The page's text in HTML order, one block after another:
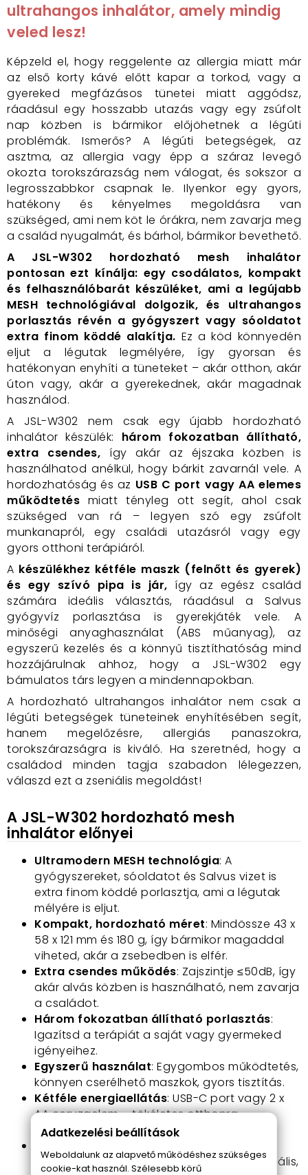
ultrahangos inhalátor, amely mindig
veled lesz!
Képzeld el, hogy reggelente az allergia miatt már
az első korty kávé előtt kapar a torkod, vagy a
gyereked megfázásos tünetei miatt aggódsz,
ráadásul egy hosszabb utazás vagy egy zsúfolt
nap közben is bármikor előjöhetnek a légúti
problémák. Ismerős? A légúti betegségek, az
asztma, az allergia vagy épp a száraz levegő
okozta torokszárazság nem válogat, és sokszor a
legrosszabbkor csapnak le. Ilyenkor egy gyors,
hatékony és kényelmes megoldásra van
szükséged, ami nem köt le órákra, nem zavarja meg
a család nyugalmát, és bárhol, bármikor bevethető.
A JSL-W302 hordozható mesh inhalátor
pontosan ezt kínálja: egy csodálatos, kompakt
és felhasználóbarát készüléket, ami a legújabb
MESH technológiával dolgozik, és ultrahangos
porlasztás révén a gyógyszert vagy sóoldatot
extra finom köddé alakítja. Ez a köd könnyedén
eljut a légutak legmélyére, így gyorsan és
hatékonyan enyhíti a tüneteket – akár otthon, akár
úton vagy, akár a gyerekednek, akár magadnak
használod.
A JSL-W302 nem csak egy újabb hordozható
inhalátor készülék: három fokozatban állítható,
extra csendes, így akár az éjszaka közben is
használhatod anélkül, hogy bárkit zavarnál vele. A
hordozhatóság és az USB C port vagy AA elemes
működtetés miatt tényleg ott segít, ahol csak
szükséged van rá – legyen szó egy zsúfolt
munkanapról, egy családi utazásról vagy egy
gyors otthoni terápiáról.
A készülékhez kétféle maszk (felnőtt és gyerek)
és egy szívó pipa is jár, így az egész család
számára ideális választás, ráadásul a Salvus
gyógyvíz porlasztása is gyerekjáték vele. A
minőségi anyaghasználat (ABS műanyag), az
egyszerű kezelés és a könnyű tisztíthatóság mind
hozzájárulnak ahhoz, hogy a JSL-W302 egy
bámulatos társ legyen a mindennapokban.
A hordozható ultrahangos inhalátor nem csak a
légúti betegségek tüneteinek enyhítésében segít,
hanem megelőzésre, allergiás panaszokra,
torokszárazságra is kiváló. Ha szeretnéd, hogy a
családod minden tagja szabadon lélegezzen,
válaszd ezt a zseniális megoldást!
A JSL-W302 hordozható mesh
inhalátor előnyei
Ultramodern MESH technológia: A
gyógyszereket, sóoldatot és Salvus vizet is
extra finom köddé porlasztja, ami a légutak
mélyére is eljut.
Kompakt, hordozható méret: Mindössze 43 x
58 x 121 mm és 180 g, így bármikor magaddal
viheted, akár a zsebedben is elfér.
Extra csendes működés: Zajszintje ≤50dB, így
akár alvás közben is használható, nem zavarja
a családot.
Három fokozatban állítható porlasztás:
Igazítsd a terápiát a saját vagy gyermeked
igényeihez.
Egyszerű használat: Egygombos működtetés,
könnyen cserélhető maszkok, gyors tisztítás.
Kétféle energiaellátás: USB-C port vagy 2 x
AA ceruzaelem – tökéletes otthonra,
utazáshoz vagy akár munkahelyre is.
csomagban: Az egész család számára ideális,
Adatkezelési beállítások
Weboldalunk az alapvető működéshez szükséges
cookie-kat használ. Szélesebb körű